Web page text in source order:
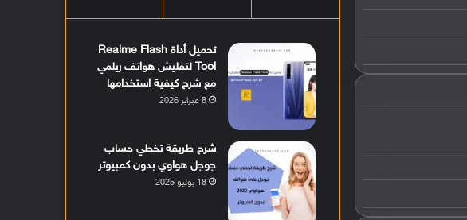
تحميل أداة Realme Flash
Tool لتفليش هواتف ريلمي
مع شرح كيفية استخدامها
8 فبراير 2026
شرح طريقة تخطي حساب
جوجل هواوي بدون كمبيوتر
18 يوليو 2025